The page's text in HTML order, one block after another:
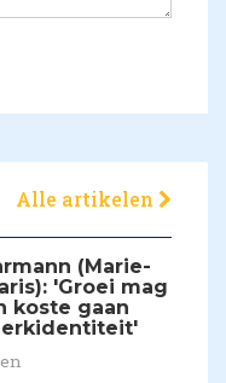
Alle artikelen
(Marie-
'Groei mag
koste gaan